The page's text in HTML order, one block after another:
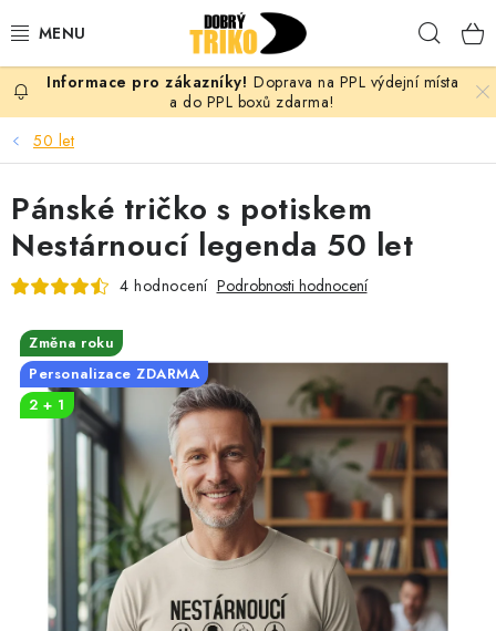
na
PRO ŽENY
PRO MUŽE
PRO DĚTI
PRO PÁRY
VLASTNÍ MOTIV
TRIČKA
MIKINY
OKAMŽITĚ K ODBĚRU
B2B
Doprava na PPL výdejní místa
a do PPL boxů zdarma!
50 let
Pánské tričko s potiskem
Nestárnoucí legenda 50 let
4 hodnocení Podrobnosti hodnocení
Změna roku
Personalizace ZDARMA
2 + 1